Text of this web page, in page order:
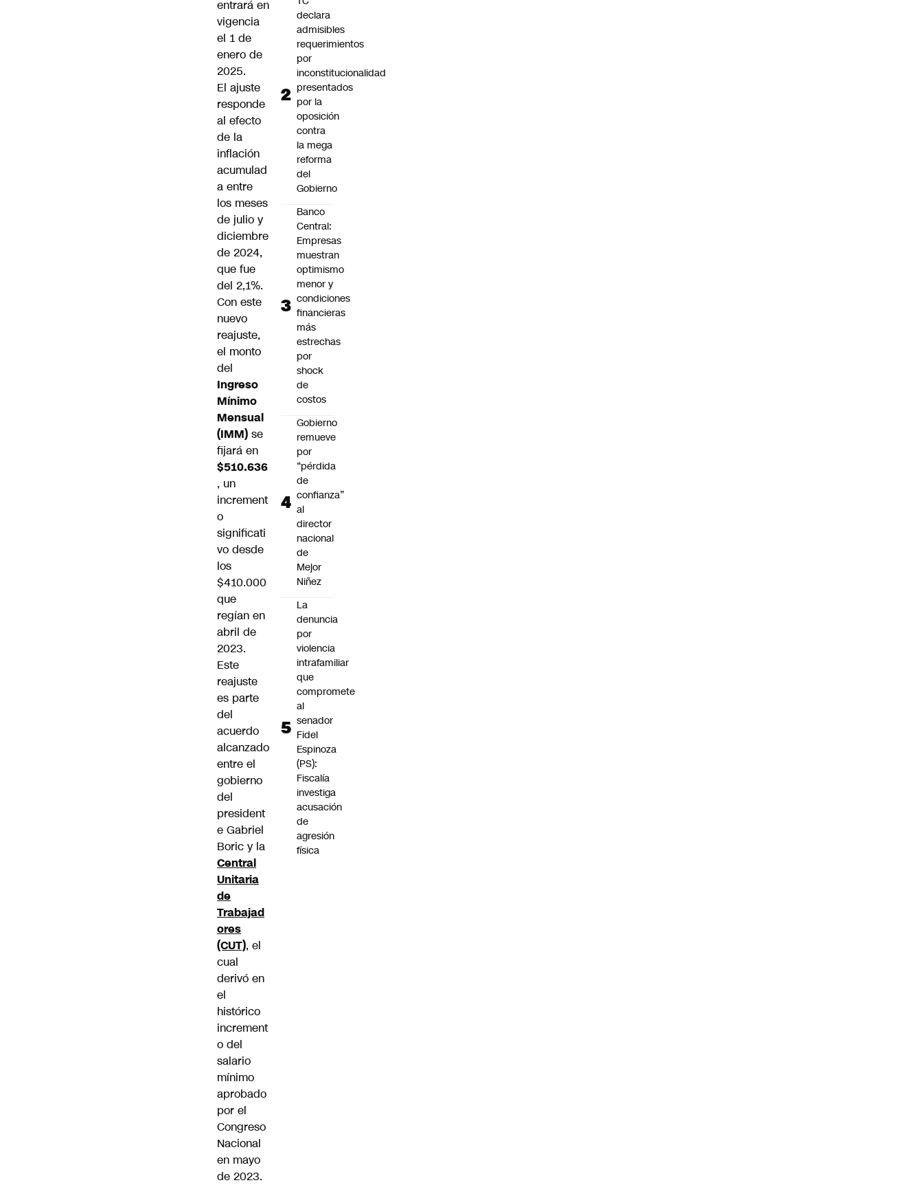
entrará en
vigencia
el 1 de
enero de
2025.
El ajuste
responde
al efecto
de la
inflación
acumulad
a entre
los meses
de julio y
diciembre
de 2024,
que fue
del 2,1%.
Con este
nuevo
reajuste,
el monto
del
Ingreso
Mínimo
Mensual
(IMM) se
fijará en
$510.636
, un
increment
o
significati
vo desde
los
$410.000
que
regían en
abril de
2023.
Este
reajuste
es parte
del
acuerdo
alcanzado
entre el
gobierno
del
president
e Gabriel
Boric y la
Central
Unitaria
de
Trabajad
ores
(CUT), el
cual
derivó en
el
histórico
increment
o del
salario
mínimo
aprobado
por el
Congreso
Nacional
en mayo
de 2023.
declara
admisibles
requerimientos
por
inconstitucionalidad
presentados
por la
oposición
contra
la mega
reforma
del
Gobierno
Banco
Central:
Empresas
muestran
optimismo
menor y
condiciones
financieras
más
estrechas
por
shock
de
costos
Gobierno
remueve
por
“pérdida
de
confianza”
al
director
nacional
de
Mejor
Niñez
La
denuncia
por
violencia
intrafamiliar
que
compromete
al
senador
Fidel
Espinoza
(PS):
Fiscalía
investiga
acusación
de
agresión
física